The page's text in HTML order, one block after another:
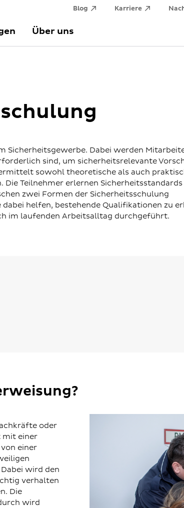
Blog Karriere
Über uns
Sicherheitsgewerbe. Dabei werden
sind, um sicherheitsrelevante
sowohl theoretische als auch
Teilnehmer erlernen Sicherheitsstandards
zwei Formen der Sicherheitsschulung
helfen, bestehende Qualifikationen zu
im laufenden Arbeitsalltag durchgeführt.
oder
mit einer
einer
wird den
verhalten
Die
wird